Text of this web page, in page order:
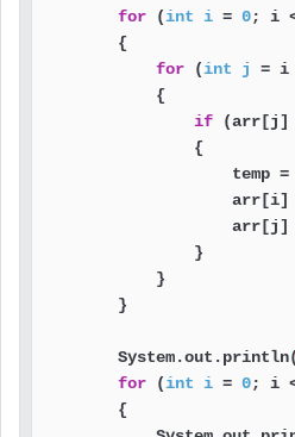
for (int i = 0; i
        {
for (int j = i
            {
if (arr[j]
                {
temp =
arr[i]
arr[j]
                }
            }
        }
        System.out.println(
for (int i = 0; i
        {